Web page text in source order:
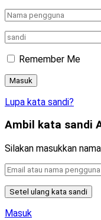
Remember Me
Lupa kata sandi?
Ambil kata sandi
Silakan masukkan
Masuk